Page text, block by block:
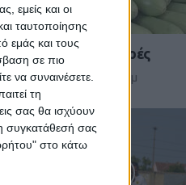
εμείς και οι
ταυτοποίησης
εμάς και τους
σε πιο
να συναινέσετε.
τη
σας θα ισχύουν
συγκατάθεσή σας
στο κάτω
στις λαϊκές αγορές
2026, 10:49 πμ